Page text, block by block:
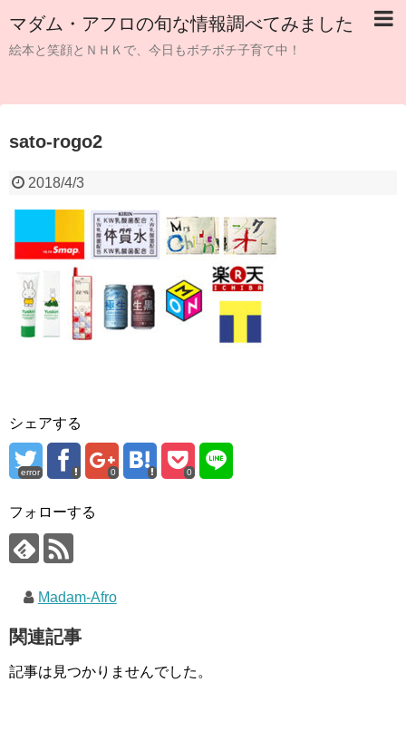
マダム・アフロの旬な情報調べてみました
絵本と笑顔とＮＨＫで、今日もボチボチ子育て中！
sato-rogo2
2018/4/3
シェアする
error 0 0
フォローする
Madam-Afro
関連記事
記事は見つかりませんでした。